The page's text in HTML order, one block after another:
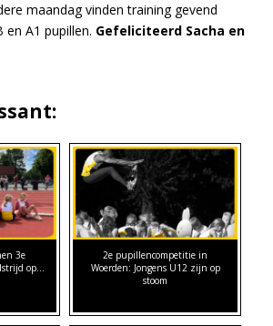
maandag vinden training gevend
A1 pupillen. Gefeliciteerd Sacha en
3e
op…
2e pupillencompetitie in
Woerden: Jongens U12 zijn op
stoom